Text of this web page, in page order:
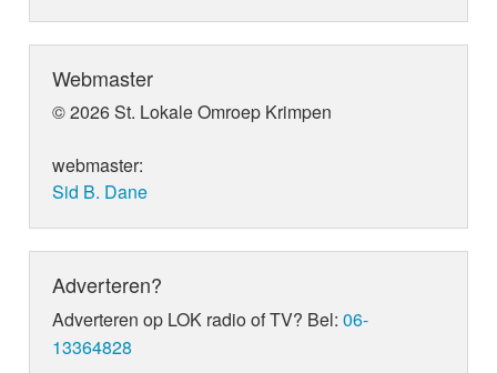
Webmaster
© 2026 St. Lokale Omroep Krimpen
webmaster:
Sid B. Dane
Adverteren?
Adverteren op LOK radio of TV? Bel:06-
13364828